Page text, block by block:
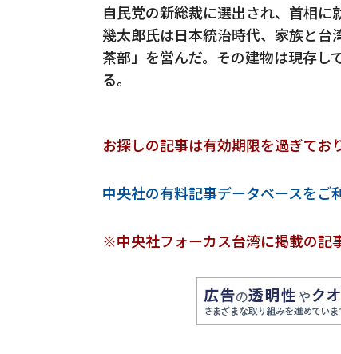
自民党の新総裁に選出され、首相
幾太郎氏は日本統治時代、家族と
茶部」を営んだ。その建物は現存し
る。
お探しの記事は有効期限を過ぎてお
中央社の有料記事データベースをご
※中央社フォーカス台湾に掲載の記